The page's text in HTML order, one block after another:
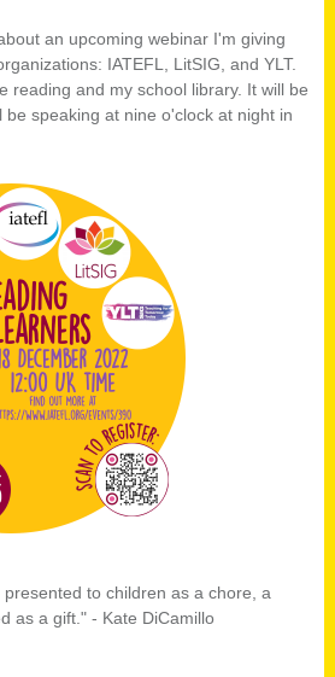
an upcoming webinar I'm giving
IATEFL, LitSIG, and YLT.
reading and my school library. It will be
speaking at nine o'clock at night in
to children as a chore, a
as a gift." - Kate DiCamillo